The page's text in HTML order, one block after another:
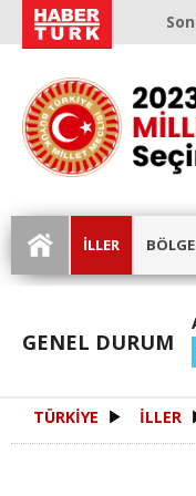
İLLER
GENEL DURUM
TÜRKİYE İLLER